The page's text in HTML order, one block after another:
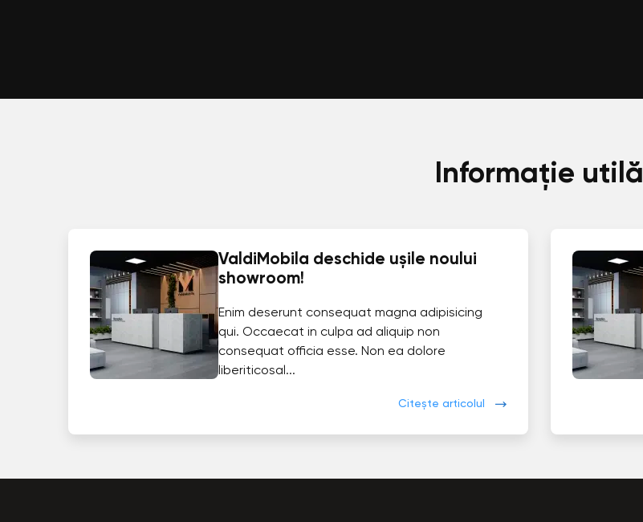
Informație utilă
ValdiMobila deschide ușile noului
showroom!
Enim deserunt consequat magna adipisicing
qui. Occaecat in culpa ad aliquip non
consequat officia esse. Non ea dolore
liberiticosal...
Citește articolul